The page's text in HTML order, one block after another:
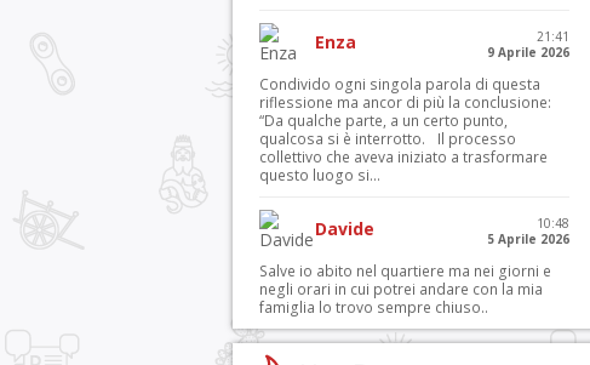
Enza
21:41
9 Aprile 2026
Condivido ogni singola parola di questa
riflessione ma ancor di più la conclusione:
“Da qualche parte, a un certo punto,
qualcosa si è interrotto. Il processo
collettivo che aveva iniziato a trasformare
questo luogo si...
Davide
10:48
5 Aprile 2026
Salve io abito nel quartiere ma nei giorni e
negli orari in cui potrei andare con la mia
famiglia lo trovo sempre chiuso..